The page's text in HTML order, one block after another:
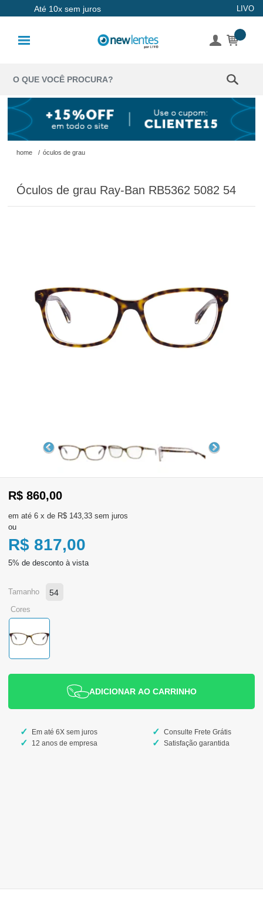
Até 10x sem juros
Capital
LIVO
Coloridas
Solução
Óculos de
Óculos de
Grau
Consultar
Pedidos
Recompra
aqui
Registre-
se
home / óculos de grau
Óculos de grau Ray-Ban RB5362 5082 54
R$ 860,00
6 x de R$ 143,33 sem juros
ou
R$ 817,00
cores
tamanho 54
ADICIONAR AO CARRINHO
Em até 6X sem juros
12 anos de empresa
Consulte Frete Grátis
Satisfação garantida